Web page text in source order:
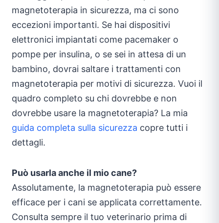
magnetoterapia in sicurezza, ma ci sono
eccezioni importanti. Se hai dispositivi
elettronici impiantati come pacemaker o
pompe per insulina, o se sei in attesa di un
bambino, dovrai saltare i trattamenti con
magnetoterapia per motivi di sicurezza. Vuoi il
quadro completo su chi dovrebbe e non
dovrebbe usare la magnetoterapia? La mia
guida completa sulla sicurezza copre tutti i
dettagli.
Può usarla anche il mio cane?
Assolutamente, la magnetoterapia può essere
efficace per i cani se applicata correttamente.
Consulta sempre il tuo veterinario prima di